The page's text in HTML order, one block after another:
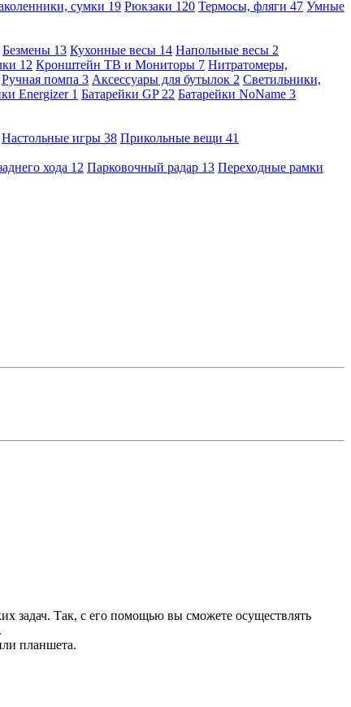
сумки 19 Рюкзаки 120 Термосы, фляги 47 Умные
Безмены 13 Кухонные весы 14 Напольные весы 2
12 Кронштейн ТВ и Мониторы 7 Нитратомеры,
Ручная помпа 3 Аксессуары для бутылок 2 Светильники,
Energizer 1 Батарейки GP 22 Батарейки NoName 3
Настольные игры 38 Прикольные вещи 41
хода 12 Парковочный радар 13 Переходные рамки
задач. Так, с его помощью вы сможете осуществлять
планшета.